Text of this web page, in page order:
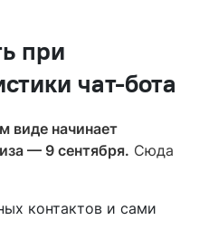
при
чат-бота
виде начинает
— 9 сентября. Сюда
контактов и сами